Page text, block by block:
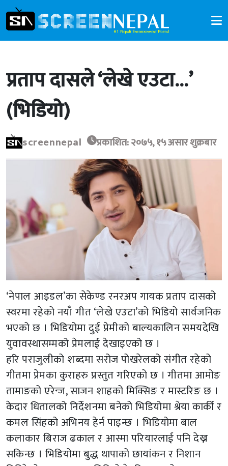
प्रताप दासले ‘लेखे एउटा…’
(भिडियो)
screennepal प्रकाशित: २०७५, १५ असार शुक्रबार
‘नेपाल आइडल’का सेकेण्ड रनरअप गायक प्रताप दासको
स्वरमा रहेको नयाँ गीत ‘लेखे एउटा’को भिडियो सार्वजनिक
भएको छ । भिडियोमा दुई प्रेमीको बाल्यकालिन समयदेखि
युवावस्थासम्मको प्रेमलाई देखाइएको छ ।
हरि पराजुलीको शब्दमा सरोज पोखरेलको संगीत रहेको
गीतमा प्रेमका कुराहरु प्रस्तुत गरिएको छ । गीतमा आमोङ
तामाङको एरेन्ज, साजन शाहको मिक्सिङ र मास्टरिङ छ ।
केदार धितालको निर्देशनमा बनेको भिडियोमा श्रेया कार्की र
कमल सिंहको अभिनय हेर्न पाइन्छ । भिडियोमा बाल
कलाकार बिराज ढकाल र आस्मा परियारलाई पनि देख्न
सकिन्छ । भिडियोमा बुद्ध थापाको छायांकन र निशान